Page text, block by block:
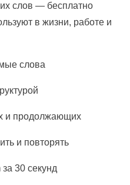
слов — бесплатно
в жизни, работе и
слова
и продолжающих
и повторять
30 секунд